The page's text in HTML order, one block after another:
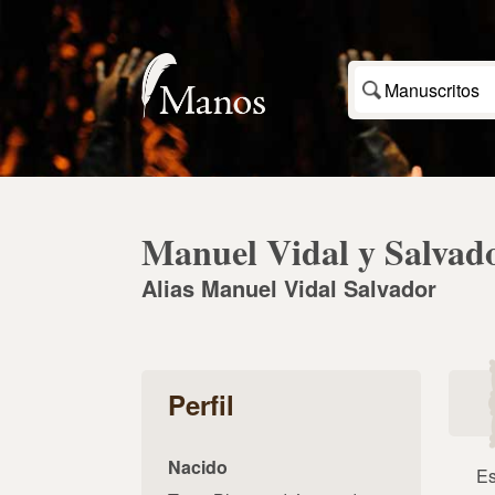
Manuscritos
Manuel Vidal y
Alias Manuel Vidal Salvador
Perfil
Nacido